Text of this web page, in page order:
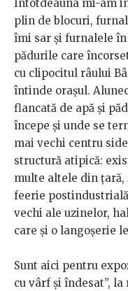
Întotdeauna mi-am
plin de blocuri,
îmi sar și furnalele
pădurile care
cu clipocitul râului
întinde orașul.
flancată de apă și
începe și unde se
mai vechi centru
structură atipică:
multe altele din țară,
feerie
vechi ale uzinelor,
care și o langoșerie
Sunt aici pentru
cu vârf și îndesat”,